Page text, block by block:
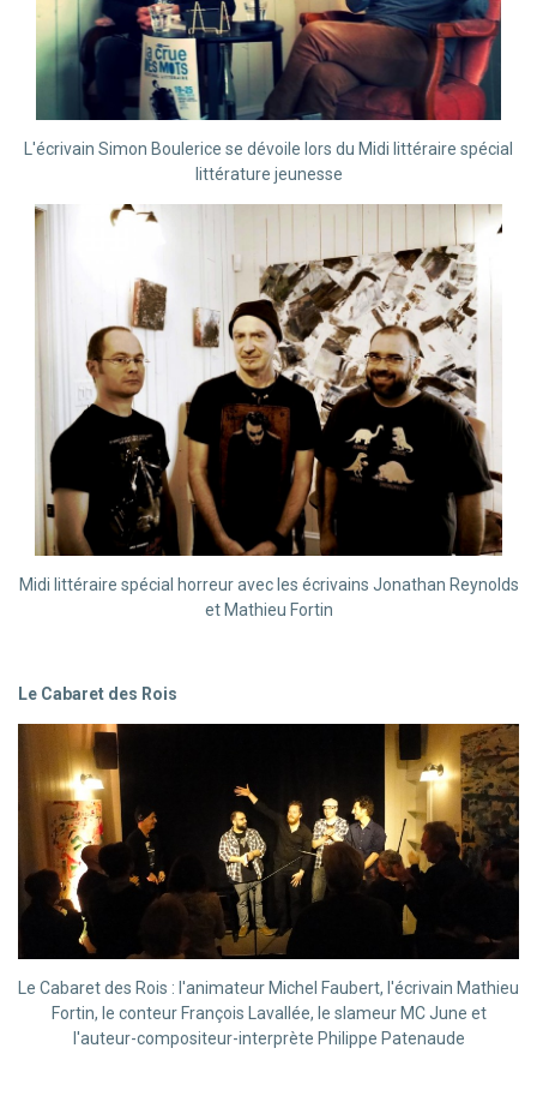
L'écrivain Simon Boulerice se dévoile lors du Midi littéraire spécial
littérature jeunesse
Midi littéraire spécial horreur avec les écrivains Jonathan Reynolds
et Mathieu Fortin
Le Cabaret des Rois
Le Cabaret des Rois : l'animateur Michel Faubert, l'écrivain Mathieu
Fortin, le conteur François Lavallée, le slameur MC June et
l'auteur-compositeur-interprète Philippe Patenaude